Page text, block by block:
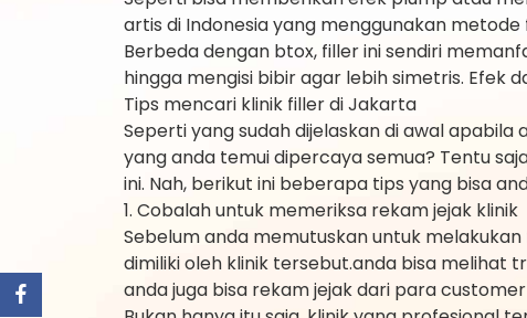
artis di Indonesia yang menggunakan
Berbeda dengan btox, filler ini sendiri
hingga mengisi bibir agar lebih simetris. Efek
Tips mencari klinik filler di Jakarta
Seperti yang sudah dijelaskan di awal
yang anda temui dipercaya semua? Tentu
ini. Nah, berikut ini beberapa tips yang bisa
1. Cobalah untuk memeriksa rekam jejak klinik
Sebelum anda memutuskan untuk
dimiliki oleh klinik tersebut.anda bisa melihat
anda juga bisa rekam jejak dari para